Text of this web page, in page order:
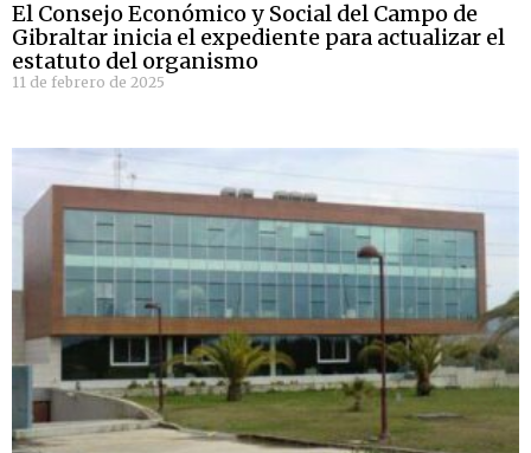
El Consejo Económico y Social del Campo de
Gibraltar inicia el expediente para actualizar el
estatuto del organismo
11 de febrero de 2025